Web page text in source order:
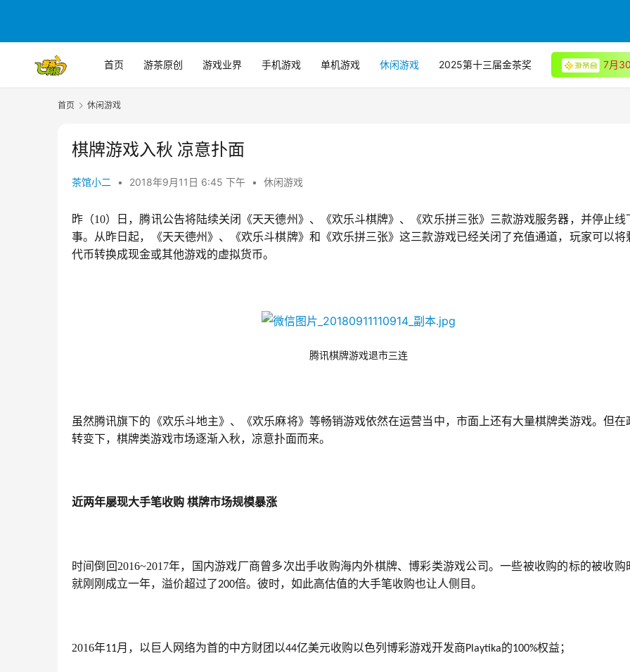
首页 游茶原创 游戏业界 手机游戏 单机游戏 休闲游戏 2025第十三届金茶奖 7月
首页 休闲游戏
棋牌游戏入秋 凉意扑面
茶馆小二 • 2018年9月11日 6:45 下午 • 休闲游戏
昨（10）日，腾讯公告将陆续关闭《天天德州》、《欢乐斗棋牌》、《欢乐拼三张》三款游戏服务器，并停止线
事。从昨日起，《天天德州》、《欢乐斗棋牌》和《欢乐拼三张》这三款游戏已经关闭了充值通道，玩家可以将
代币转换成现金或其他游戏的虚拟货币。
腾讯棋牌游戏退市三连
虽然腾讯旗下的《欢乐斗地主》、《欢乐麻将》等畅销游戏依然在运营当中，市面上还有大量棋牌类游戏。但在
转变下，棋牌类游戏市场逐渐入秋，凉意扑面而来。
近两年屡现大手笔收购 棋牌市场规模暴涨
时间倒回2016~2017年，国内游戏厂商曾多次出手收购海内外棋牌、博彩类游戏公司。一些被收购的标的被收购
就刚刚成立一年，溢价超过了200倍。彼时，如此高估值的大手笔收购也让人侧目。
2016年11月，以巨人网络为首的中方财团以44亿美元收购以色列博彩游戏开发商Playtika的100%权益；